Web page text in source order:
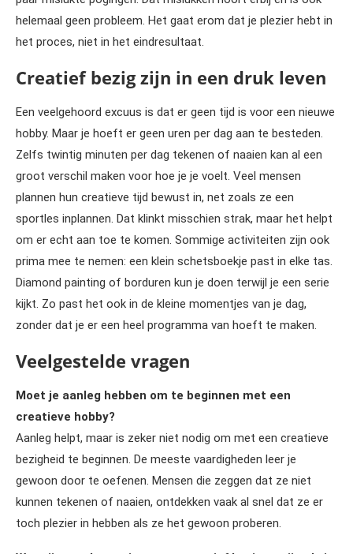
helemaal geen probleem. Het gaat erom dat je plezier hebt in
het proces, niet in het eindresultaat.
Creatief bezig zijn in een druk leven
Een veelgehoord excuus is dat er geen tijd is voor een nieuwe
hobby. Maar je hoeft er geen uren per dag aan te besteden.
Zelfs twintig minuten per dag tekenen of naaien kan al een
groot verschil maken voor hoe je je voelt. Veel mensen
plannen hun creatieve tijd bewust in, net zoals ze een
sportles inplannen. Dat klinkt misschien strak, maar het helpt
om er echt aan toe te komen. Sommige activiteiten zijn ook
prima mee te nemen: een klein schetsboekje past in elke tas.
Diamond painting of borduren kun je doen terwijl je een serie
kijkt. Zo past het ook in de kleine momentjes van je dag,
zonder dat je er een heel programma van hoeft te maken.
Veelgestelde vragen
Moet je aanleg hebben om te beginnen met een
creatieve hobby?
Aanleg helpt, maar is zeker niet nodig om met een creatieve
bezigheid te beginnen. De meeste vaardigheden leer je
gewoon door te oefenen. Mensen die zeggen dat ze niet
kunnen tekenen of naaien, ontdekken vaak al snel dat ze er
toch plezier in hebben als ze het gewoon proberen.